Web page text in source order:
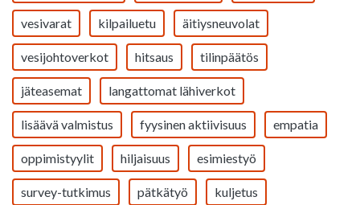
vesivarat kilpailuetu äitiysneuvolat
vesijohtoverkot hitsaus tilinpäätös
jäteasemat langattomat lähiverkot
lisäävä valmistus fyysinen aktiivisuus empatia
oppimistyylit hiljaisuus esimiestyö
survey-tutkimus pätkätyö kuljetus